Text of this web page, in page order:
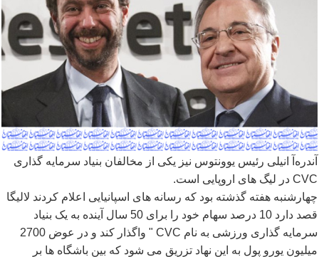
آندره آ انیلی رئیس یوونتوس نیز یکی از مخالفان بنیاد سرمایه گذاری
CVC در لیگ های اروپایی است.
چهارشنبه هفته گذشته بود که رسانه های اسپانیایی اعلام کردند لالیگا
قصد دارد 10 درصد سهام خود را برای 50 سال آینده به یک بنیاد
سرمایه گذاری ورزشی به نام CVC
" واگذار کند و در عوض 2700
میلیون یورو پول به این نهاد تزریق می شود که بین باشگاه ها بر